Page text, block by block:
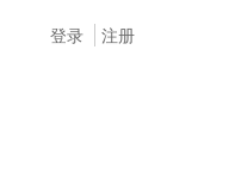
登录 注册